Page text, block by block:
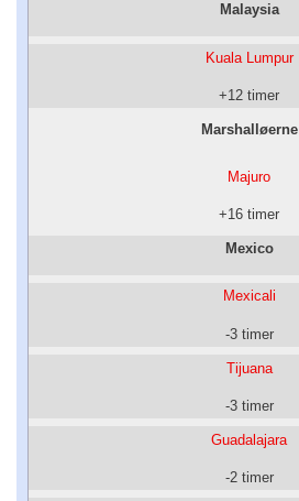
Malaysia
Kuala Lumpur
+12 timer
Marshalløerne
Majuro
+16 timer
Mexico
Mexicali
-3 timer
Tijuana
-3 timer
Guadalajara
-2 timer